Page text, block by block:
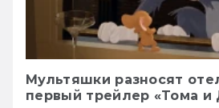
Мультяшки разносят
первый трейлер «Тома и